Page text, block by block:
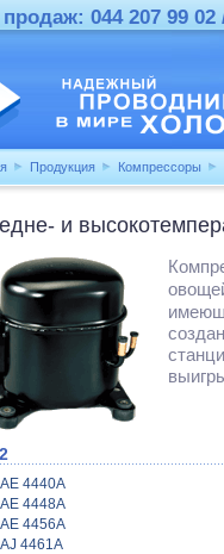
044 207 99 02
Продукция Компрессоры
и
4440A
4448A
4456A
4461A